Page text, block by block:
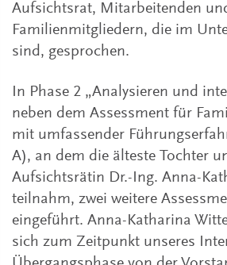
Aufsichtsrat, Mitarbeitenden
Familienmitgliedern, die im
sind, gesprochen.
In Phase 2 „Analysieren und
neben dem Assessment für
mit umfassender
A), an dem die älteste Tochter
Aufsichtsrätin Dr.-Ing. Anna-
teilnahm, zwei weitere
eingeführt. Anna-Katharina
sich zum Zeitpunkt unseres